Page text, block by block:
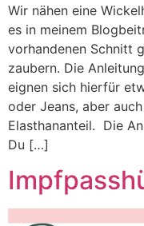
Wir nähen eine
es in meinem
vorhandenen Schnitt
zaubern. Die
eignen sich hierfür
oder Jeans, aber
Elasthananteil. Die
Du […]